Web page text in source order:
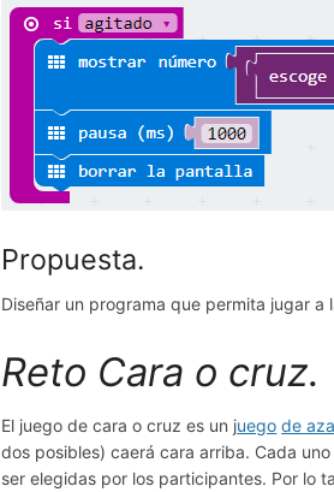
Propuesta.
Diseñar un programa que permita jugar
Reto Cara o cruz.
El juego de cara o cruz es un juego de
dos posibles) caerá cara arriba. Cada
ser elegidas por los participantes. Por lo